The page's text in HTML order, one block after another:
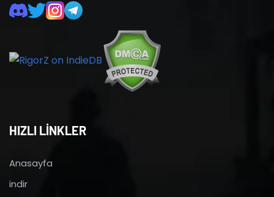
HIZLI LİNKLER
Anasayfa
indir